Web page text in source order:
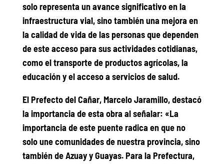
solo representa un avance significativo en la
infraestructura vial, sino también una mejora en
la calidad de vida de las personas que dependen
de este acceso para sus actividades cotidianas,
como el transporte de productos agrícolas, la
educación y el acceso a servicios de salud.
El Prefecto del Cañar, Marcelo Jaramillo, destacó
la importancia de esta obra al señalar: «La
importancia de este puente radica en que no
solo une comunidades de nuestra provincia, sino
también de Azuay y Guayas. Para la Prefectura,